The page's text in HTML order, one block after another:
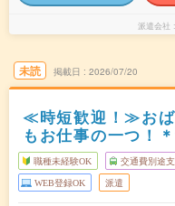
派遣会社
未読 掲載日 2026/07/20
≪時短歓迎！≫おば
もお仕事の一つ！
職種未経験OK 交通費別途
WEB登録OK 派遣